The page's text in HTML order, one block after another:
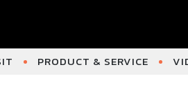
PRODUCT & SERVICE